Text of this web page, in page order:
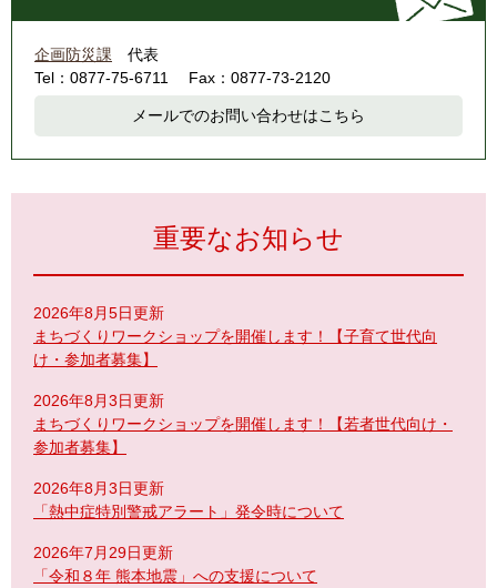
企画防災課
代表
Tel：0877-75-6711
Fax：0877-73-2120
メールでのお問い合わせはこちら
重要なお知らせ
2026年8月5日更新
まちづくりワークショップを開催します！【子育て世代向
け・参加者募集】
2026年8月3日更新
まちづくりワークショップを開催します！【若者世代向け・
参加者募集】
2026年8月3日更新
「熱中症特別警戒アラート」発令時について
2026年7月29日更新
「令和８年 熊本地震」への支援について